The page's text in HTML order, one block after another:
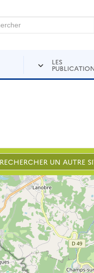
Andra Inventaire
LES
RECHERCHER UN AUTRE